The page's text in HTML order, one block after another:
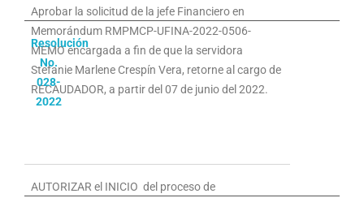
Aprobar la solicitud de la jefe Financiero en
Memorándum RMPMCP-UFINA-2022-0506-
MEMO encargada a fin de que la servidora
Stefanie Marlene Crespín Vera, retorne al cargo de
RECAUDADOR, a partir del 07 de junio del 2022.
Resolución
No.
028-
2022
AUTORIZAR el INICIO del proceso de